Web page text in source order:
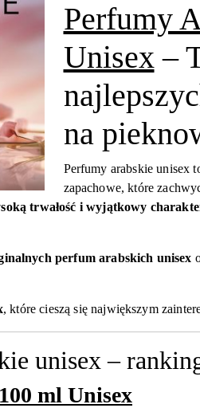
Perfumy
Unisex–
na
Perfumy arabskie unisex
zapachowe, które
trwałość i wyjątkowy
perfum arabskich unisex
, które cieszą się największym
unisex –
ml Unisex